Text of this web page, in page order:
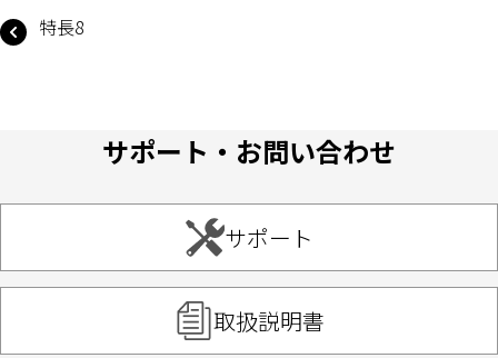
特長8
サポート・お問い合わせ
サポート
取扱説明書